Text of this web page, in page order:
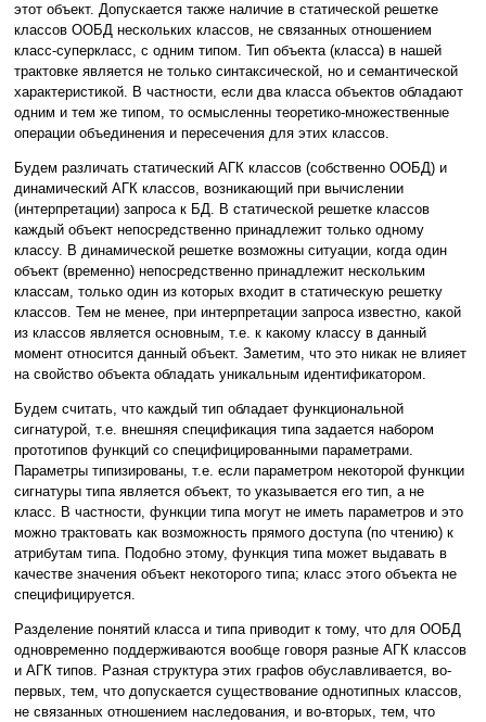
этот объект. Допускается также наличие в статической решетке
классов ООБД нескольких классов, не связанных отношением
класс-суперкласс, с одним типом. Тип объекта (класса) в нашей
трактовке является не только синтаксической, но и семантической
характеристикой. В частности, если два класса объектов обладают
одним и тем же типом, то осмысленны теоретико-множественные
операции объединения и пересечения для этих классов.
Будем различать статический АГК классов (собственно ООБД) и
динамический АГК классов, возникающий при вычислении
(интерпретации) запроса к БД. В статической решетке классов
каждый объект непосредственно принадлежит только одному
классу. В динамической решетке возможны ситуации, когда один
объект (временно) непосредственно принадлежит нескольким
классам, только один из которых входит в статическую решетку
классов. Тем не менее, при интерпретации запроса известно, какой
из классов является основным, т.е. к какому классу в данный
момент относится данный объект. Заметим, что это никак не влияет
на свойство объекта обладать уникальным идентификатором.
Будем считать, что каждый тип обладает функциональной
сигнатурой, т.е. внешняя спецификация типа задается набором
прототипов функций со специфицированными параметрами.
Параметры типизированы, т.е. если параметром некоторой функции
сигнатуры типа является объект, то указывается его тип, а не
класс. В частности, функции типа могут не иметь параметров и это
можно трактовать как возможность прямого доступа (по чтению) к
атрибутам типа. Подобно этому, функция типа может выдавать в
качестве значения объект некоторого типа; класс этого объекта не
специфицируется.
Разделение понятий класса и типа приводит к тому, что для ООБД
одновременно поддерживаются вообще говоря разные АГК классов
и АГК типов. Разная структура этих графов обуславливается, во-
первых, тем, что допускается существование однотипных классов,
не связанных отношением наследования, и во-вторых, тем, что